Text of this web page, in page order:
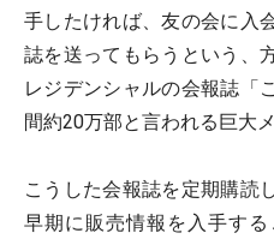
手したければ、友の会に入
誌を送ってもらうという、
レジデンシャルの会報誌「
間約20万部と言われる巨大
こうした会報誌を定期購読
早期に販売情報を入手す